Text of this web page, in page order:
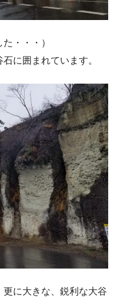
・・・）
に囲まれています。
に大きな、鋭利な大谷